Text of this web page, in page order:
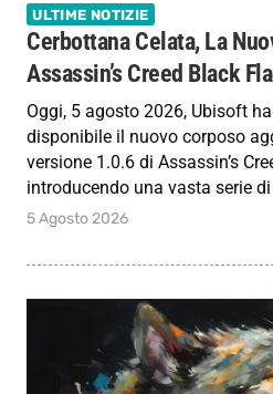
ULTIME NOTIZIE
Cerbottana Celata, La
Assassin’s Creed Black
Oggi, 5 agosto 2026, Ubisoft
disponibile il nuovo corposo
versione 1.0.6 di Assassin’s
introducendo una vasta serie
5 Agosto 2026